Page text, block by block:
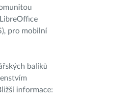
pro mobilní
balíků
informace: